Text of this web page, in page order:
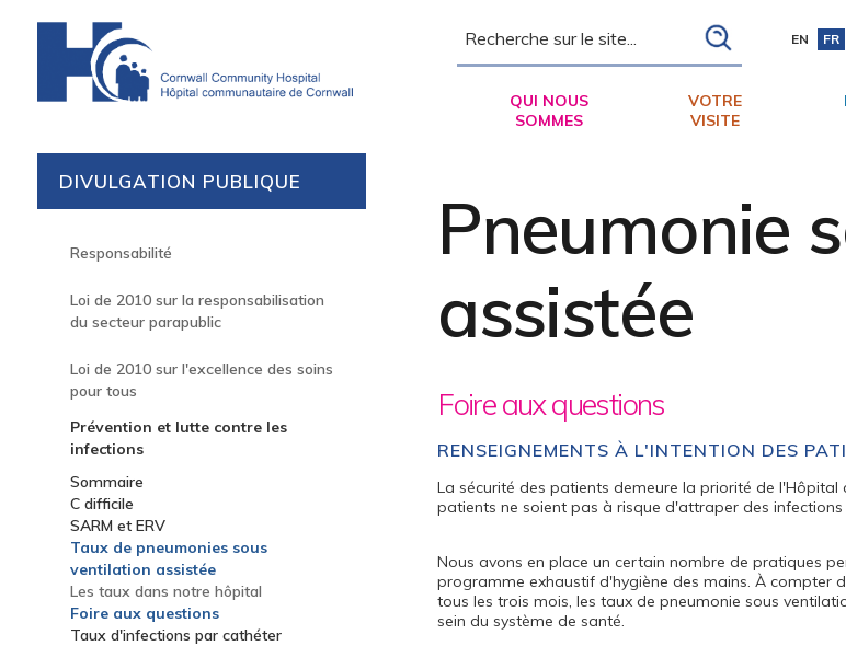
EN FR
QUI NOUS
SOMMES
VOTRE
VISITE
DIVULGATION PUBLIQUE
Responsabilité
Loi de 2010 sur la responsabilisation
du secteur parapublic
Loi de 2010 sur l'excellence des soins
pour tous
Prévention et lutte contre les
infections
Sommaire
C difficile
SARM et ERV
Taux de pneumonies sous
ventilation assistée
Les taux dans notre hôpital
Foire aux questions
Taux d'infections par cathéter
Pneumonie
assistée
Foire aux questions
RENSEIGNEMENTS À L'INTENTION DES
La sécurité des patients demeure la priorité de l'Hôpital
patients ne soient pas à risque d'attraper des infections
Nous avons en place un certain nombre de pratiques
programme exhaustif d'hygiène des mains. À compter
tous les trois mois, les taux de pneumonie sous
sein du système de santé.